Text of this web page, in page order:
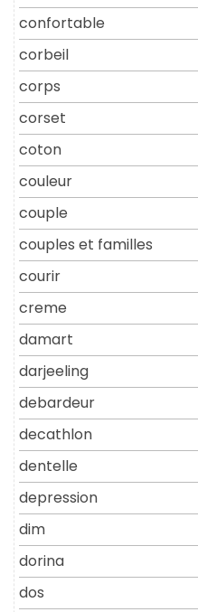
confortable
corbeil
corps
corset
coton
couleur
couple
couples et familles
courir
creme
damart
darjeeling
debardeur
decathlon
dentelle
depression
dim
dorina
dos